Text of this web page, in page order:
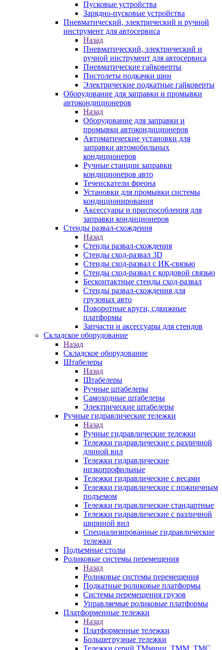
Пусковые устройства
Зарядно-пусковые устройства
Пневматический, электрический и ручной
инструмент для автосервиса
Назад
Пневматический, электрический и
ручной инструмент для автосервиса
Пневматические гайковерты
Пистолеты подкачки шин
Электрические подкатные гайковерты
Оборудование для заправки и промывки
автокондиционеров
Назад
Оборудование для заправки и
промывки автокондиционеров
Автоматические установки для
заправки автомобильных
кондиционеров
Ручные станции заправки
кондиционеров авто
Течеискатели фреона
Установки для промывки системы
кондиционирования
Аксессуары и приспособления для
заправки кондиционеров
Стенды развал-схождения
Назад
Стенды развал-схождения
Стенды сход-развал 3D
Стенды сход-развал с ИК-связью
Стенды сход-развал с кордовой связью
Бесконтактные стенды сход-развал
Стенды развал-схождения для
грузовых авто
Поворотные круги, сдвижные
платформы
Запчасти и аксессуары для стендов
Складское оборудование
Назад
Складское оборудование
Штабелеры
Назад
Штабелеры
Ручные штабелеры
Самоходные штабелеры
Электрические штабелеры
Ручные гидравлические тележки
Назад
Ручные гидравлические тележки
Тележки гидравлические с различной
длиной вил
Тележки гидравлические
низкопрофильные
Тележки гидравлические с весами
Тележки гидравлические с ножничным
подъемом
Тележки гидравлические стандартные
Тележки гидравлические с различной
шириной вил
Специализированные гидравлические
тележки
Подъемные столы
Роликовые системы перемещения
Назад
Роликовые системы перемещения
Подкатные роликовые платформы
Системы перемещения грузов
Управляемые роликовые платформы
Платформенные тележки
Назад
Платформенные тележки
Большегрузные тележки
Тележки серий ТМмини, ТММ, ТМС,